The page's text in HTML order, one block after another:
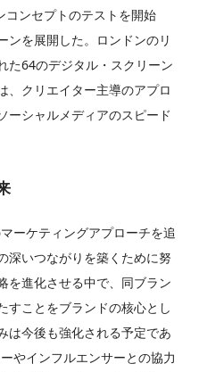
コンセプトのテストを開始
ンを展開した。ロンドンのリ
た64のデジタル・スクリーン
、クリエイター主導のアプロ
ーシャルメディアのスピード
ーケティングアプローチを追
深いつながりを築くために努
を進化させる中で、同ブラン
すことをブランドの核心とし
は今後も強化される予定であ
やインフルエンサーとの協力